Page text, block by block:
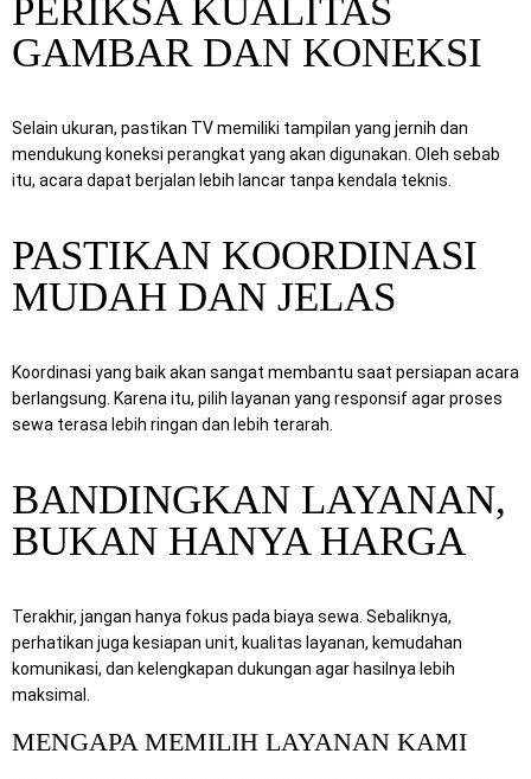
PERIKSA KUALITAS
GAMBAR DAN KONEKSI
Selain ukuran, pastikan TV memiliki tampilan yang jernih dan
mendukung koneksi perangkat yang akan digunakan. Oleh sebab
itu, acara dapat berjalan lebih lancar tanpa kendala teknis.
PASTIKAN KOORDINASI
MUDAH DAN JELAS
Koordinasi yang baik akan sangat membantu saat persiapan acara
berlangsung. Karena itu, pilih layanan yang responsif agar proses
sewa terasa lebih ringan dan lebih terarah.
BANDINGKAN LAYANAN,
BUKAN HANYA HARGA
Terakhir, jangan hanya fokus pada biaya sewa. Sebaliknya,
perhatikan juga kesiapan unit, kualitas layanan, kemudahan
komunikasi, dan kelengkapan dukungan agar hasilnya lebih
maksimal.
MENGAPA MEMILIH LAYANAN KAMI